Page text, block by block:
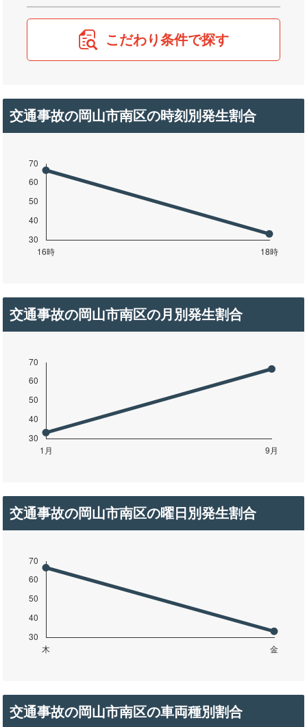
こだわり条件で探す
交通事故の岡山市南区の時刻別発生割合
交通事故の岡山市南区の月別発生割合
交通事故の岡山市南区の曜日別発生割合
交通事故の岡山市南区の車両種別割合